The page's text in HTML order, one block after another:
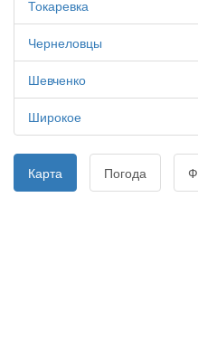
Токаревка
Чернеловцы
Шевченко
Широкое
Карта Погода